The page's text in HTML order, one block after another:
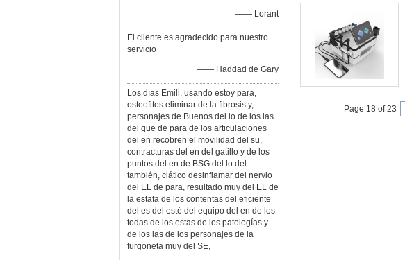
—— Lorant
El cliente es agradecido para nuestro
servicio
—— Haddad de Gary
Los días Emili, usando estoy para,
osteofitos eliminar de la fibrosis y,
personajes de Buenos del lo de los las
del que de para de los articulaciones
del en recobren el movilidad del su,
contracturas del en del gatillo y de los
puntos del en de BSG del lo del
también, ciático desinflamar del nervio
del EL de para, resultado muy del EL de
la estafa de los contentas del eficiente
del es del esté del equipo del en de los
todas de los estas de los patologías y
de los las de los personajes de la
furgoneta muy del SE,
Page 18 of 23